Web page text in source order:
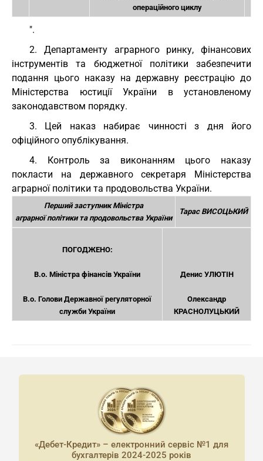
операційного циклу
".
2. Департаменту аграрного ринку, фінансових
інструментів та бюджетної політики забезпечити
подання цього наказу на державну реєстрацію до
Міністерства юстиції України в установленому
законодавством порядку.
3. Цей наказ набирає чинності з дня його
офіційного опублікування.
4. Контроль за виконанням цього наказу
покласти на державного секретаря Міністерства
аграрної політики та продовольства України.
Перший заступник Міністра
аграрної політики та продовольства України
Тарас ВИСОЦЬКИЙ
ПОГОДЖЕНО:
В.о. Міністра фінансів України
В.о. Голови Державної регуляторної
служби України
Денис УЛЮТІН
Олександр
КРАСНОЛУЦЬКИЙ
«Дебет-Кредит» – електронний сервіс №1 для
бухгалтерів 2024-2025 років